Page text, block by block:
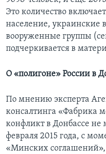
Это количество
население, украинские
вооруженные группы
подчеркивается в
О «полигоне» России в
По мнению эксперта
консалтинга «Фабрика
конфликт в Донбассе не
февраля 2015 года, с
«Минских